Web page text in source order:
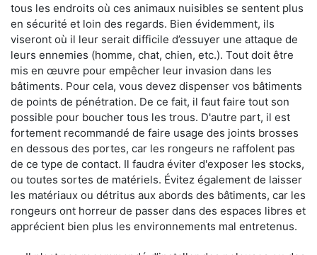
tous les endroits où ces animaux nuisibles se sentent plus
en sécurité et loin des regards. Bien évidemment, ils
viseront où il leur serait difficile d’essuyer une attaque de
leurs ennemies (homme, chat, chien, etc.). Tout doit être
mis en œuvre pour empêcher leur invasion dans les
bâtiments. Pour cela, vous devez dispenser vos bâtiments
de points de pénétration. De ce fait, il faut faire tout son
possible pour boucher tous les trous. D'autre part, il est
fortement recommandé de faire usage des joints brosses
en dessous des portes, car les rongeurs ne raffolent pas
de ce type de contact. Il faudra éviter d'exposer les stocks,
ou toutes sortes de matériels. Évitez également de laisser
les matériaux ou détritus aux abords des bâtiments, car les
rongeurs ont horreur de passer dans des espaces libres et
apprécient bien plus les environnements mal entretenus.